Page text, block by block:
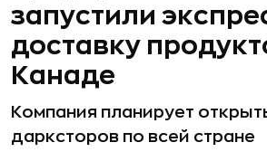
запустили
доставку
Канаде
Компания планирует
дарксторов по всей стране